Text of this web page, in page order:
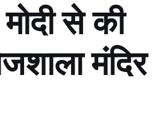
से की
मंदिर